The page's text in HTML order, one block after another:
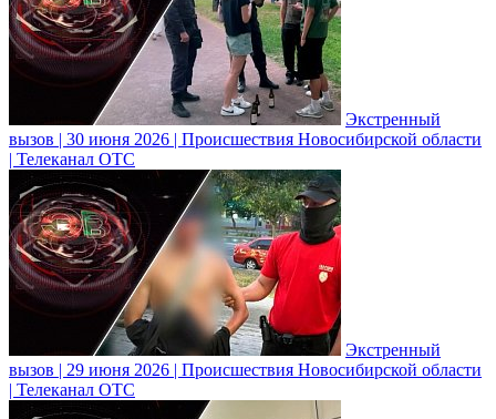
Экстренный
вызов | 30 июня 2026 | Происшествия Новосибирской области
| Телеканал ОТС
Экстренный
вызов | 29 июня 2026 | Происшествия Новосибирской области
| Телеканал ОТС